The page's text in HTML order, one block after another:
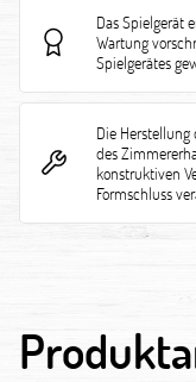
Das Spielgerät
Wartung
Spielgerätes
Die
des
konstruktiven
Formschluss